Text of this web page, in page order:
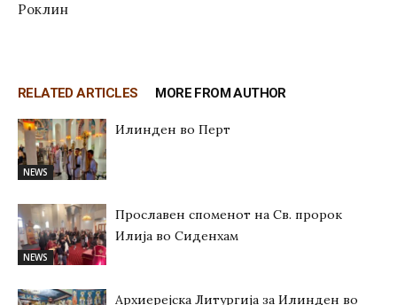
Роклин
RELATED ARTICLES MORE FROM AUTHOR
NEWS
Илинден во Перт
NEWS
Прославен споменот на Св. пророк
Илија во Сиденхам
Архиерејска Литургија за Илинден во